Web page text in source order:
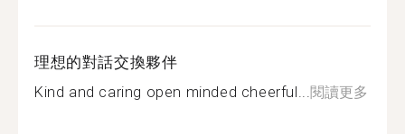
理想的對話交換夥伴
Kind and caring open minded cheerful... 閱讀更多